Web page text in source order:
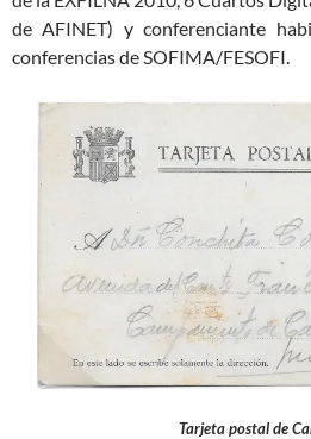
de AFINET) y conferenciante
conferencias de SOFIMA/FESOFI.
Tarjeta postal de